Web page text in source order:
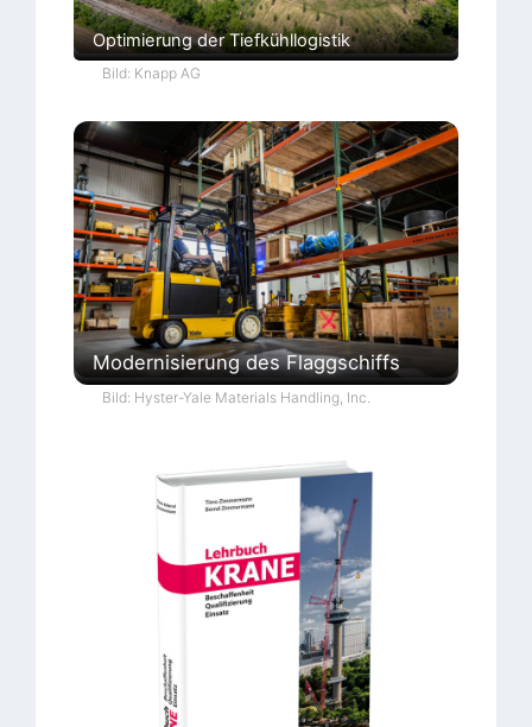
Optimierung der Tiefkühllogistik
Bild: Knapp AG
Modernisierung des Flaggschiffs
Bild: Hyster-Yale Materials Handling, Inc.